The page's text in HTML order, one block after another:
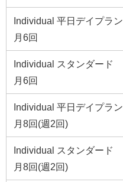
Individual 平日デイプラン
月6回
Individual スタンダード
月6回
Individual 平日デイプラン
月8回(週2回)
Individual スタンダード
月8回(週2回)